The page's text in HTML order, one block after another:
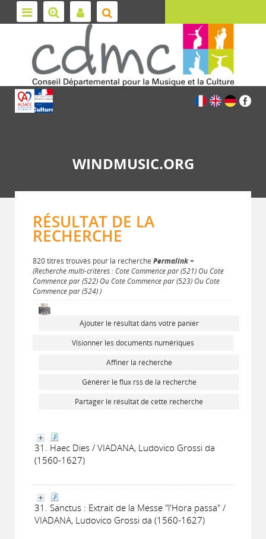
WINDMUSIC.ORG
RÉSULTAT DE LA
RECHERCHE
820 titres trouvés pour la recherche Permalink=
(Recherche multi-critères : Cote Commence par (521) Ou Cote
Commence par (522) Ou Cote Commence par (523) Ou Cote
Commence par (524) )
Ajouter le résultat dans votre panier
Visionner les documents numériques
Affiner la recherche
Générer le flux rss de la recherche
Partager le résultat de cette recherche
31. Haec Dies / VIADANA, Ludovico Grossi da
(1560-1627)
31. Sanctus : Extrait de la Messe "l'Hora passa" /
VIADANA, Ludovico Grossi da (1560-1627)